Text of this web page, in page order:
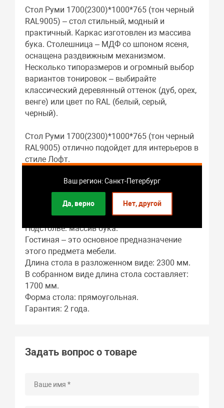
Ваш регион: Санкт-Петербург
Да, верно Нет, другой
Стол Руми 1700(2300)*1000*765 (тон черный
RAL9005) – стол стильный, модный и
практичный. Каркас изготовлен из массива
бука. Столешница – МДФ со шпоном ясеня,
оснащена раздвижным механизмом.
Несколько типоразмеров и огромный выбор
вариантов тонировок – выбирайте
классический деревянный оттенок (дуб, орех,
венге) или цвет по RAL (белый, серый,
черный).
Стол Руми 1700(2300)*1000*765 (тон черный
RAL9005) отлично подойдет для интерьеров в
стиле Лофт.
В качестве материала каркаса используется
массив бука.
Материалом столешницы служит МДФ шпон
Подстолье: массив бука.
Гостиная – это основное предназначение
этого предмета мебели.
Длина стола в разложенном виде: 2300 мм.
В собранном виде длина стола составляет:
1700 мм.
Форма стола: прямоугольная.
Гарантия: 2 года.
Задать вопрос о товаре